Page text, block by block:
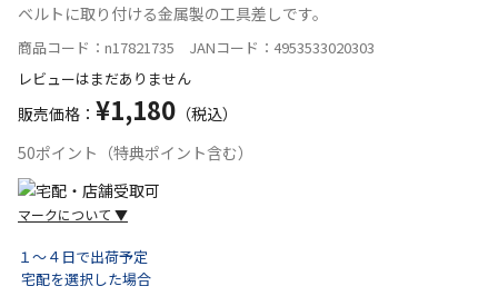
ベルトに取り付ける金属製の工具差しです。
商品コード：n17821735 JANコード：4953533020303
レビューはまだありません
販売価格： ¥1,180 （税込）
50ポイント（特典ポイント含む）
マークについて ▼
１～４日で出荷予定
宅配を選択した場合